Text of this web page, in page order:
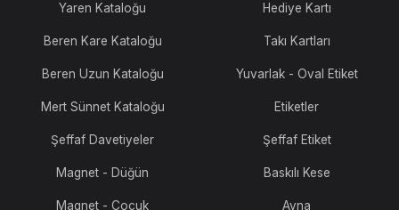
Yaren Kataloğu
Beren Kare Kataloğu
Beren Uzun Kataloğu
Mert Sünnet Kataloğu
Şeffaf Davetiyeler
Magnet - Düğün
Magnet - Çocuk
Hediye Kartı
Takı Kartları
Yuvarlak - Oval Etiket
Etiketler
Şeffaf Etiket
Baskılı Kese
Ayna